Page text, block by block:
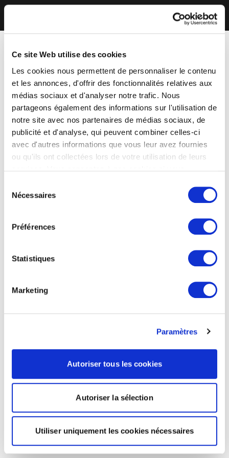
Ce site Web utilise des cookies
Les cookies nous permettent de personnaliser le contenu
et les annonces, d'offrir des fonctionnalités relatives aux
médias sociaux et d'analyser notre trafic. Nous
partageons également des informations sur l'utilisation de
notre site avec nos partenaires de médias sociaux, de
publicité et d'analyse, qui peuvent combiner celles-ci
avec d'autres informations que vous leur avez fournies
ou qu'ils ont collectées lors de votre utilisation de leurs
Nécessaires
Préférences
Statistiques
Marketing
Paramètres
Autoriser tous les cookies
Autoriser la sélection
Utiliser uniquement les cookies nécessaires